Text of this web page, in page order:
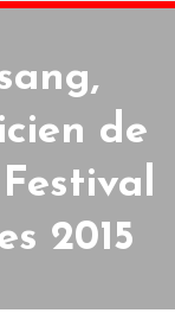
de
2015